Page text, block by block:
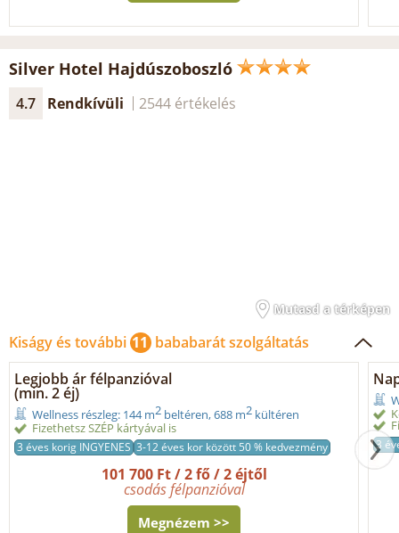
Silver Hotel Hajdúszoboszló
4.7 Rendkívüli 2544 értékelés
Mutasd a térképen
Kiságy és további 11 bababarát szolgáltatás
Legjobb ár félpanzióval
(min. 2 éj)
Wellness részleg: 144 m2 beltéren, 688 m2 kültéren
Fizethetsz SZÉP kártyával is
3 éves korig INGYENES 3-12 éves kor között 50 % kedvezmény
101 700 Ft / 2 fő / 2 éjtől
csodás félpanzióval
Megnézem >>
3